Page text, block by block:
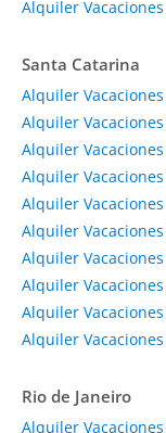
Alquiler
Santa Catarina
Alquiler
Alquiler
Alquiler
Alquiler
Alquiler
Alquiler
Alquiler
Alquiler
Alquiler
Alquiler
Rio de Janeiro
Alquiler